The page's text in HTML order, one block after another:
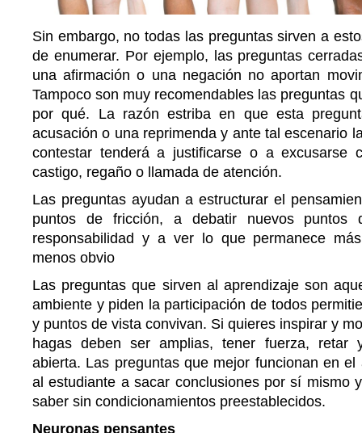
Sin embargo, no todas las preguntas sirven a
de enumerar. Por ejemplo, las preguntas
una afirmación o una negación no aportan
Tampoco son muy recomendables las preguntas
por qué. La razón estriba en que esta
acusación o una reprimenda y ante tal escenario
contestar tenderá a justificarse o a
castigo, regaño o llamada de atención.
Las preguntas ayudan a estructurar el
puntos de fricción, a debatir nuevos
responsabilidad y a ver lo que permanece
menos obvio
Las preguntas que sirven al aprendizaje son
ambiente y piden la participación de todos
y puntos de vista convivan. Si quieres inspirar y
hagas deben ser amplias, tener fuerza, retar
abierta. Las preguntas que mejor funcionan en
al estudiante a sacar conclusiones por sí mismo
saber sin condicionamientos preestablecidos.
Neuronas pensantes